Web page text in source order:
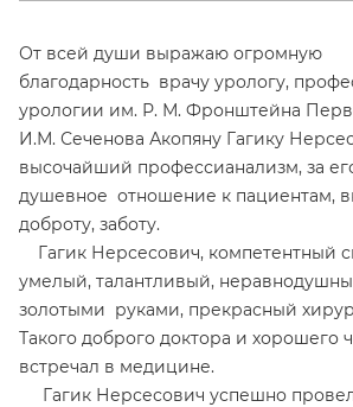
От всей души выражаю огромную
благодарность врачу урологу,
урологии им. Р. М. Фронштейна
И.М. Сеченова Акопяну Гагику
высочайший профессианализм, за
душевное отношение к пациентам,
доброту, заботу.
Гагик Нерсесович, компетентный
умелый, талантливый,
золотыми руками, прекрасный
Такого доброго доктора и хорошего
встречал в медицине.
Гагик Нерсесович успешно